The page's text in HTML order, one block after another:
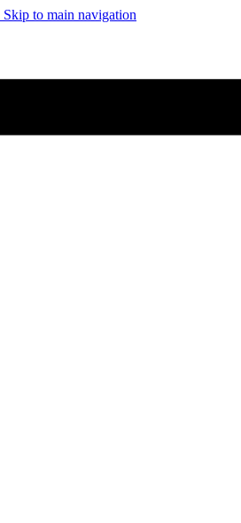
Skip to main navigation